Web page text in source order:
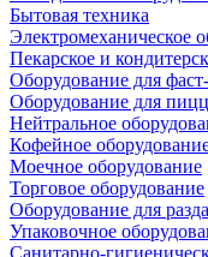
Бытовая техника
Электромеханическое
Пекарское и
Оборудование для
Оборудование для
Нейтральное
Кофейное
Моечное оборудование
Торговое оборудование
Оборудование для
Упаковочное
Санитарно-